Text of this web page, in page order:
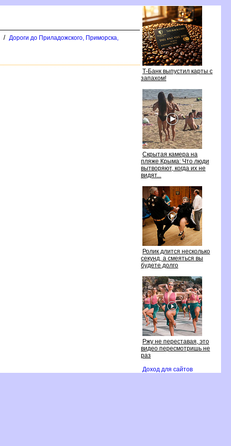
Т-Банк выпустил карты с
запахом!
Скрытая камера на
пляже Крыма: Что люди
ытворяют, когда их не
идят...
Ролик длится несколько
секунд, а смеяться вы
удете долго
Ржу не переставая, это
идео пересмотришь не
раз
Доход для сайто
/ Дороги до Приладожского, Приморска,